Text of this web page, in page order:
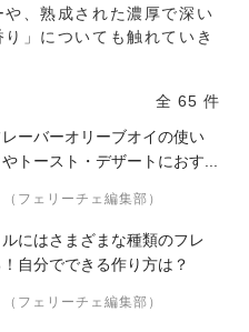
、熟成された濃厚で深い
」についても触れていき
全 65 件
ーバーオリーブオイの使い
トースト・デザートにおす...
フェリーチェ編集部）
にはさまざまな種類のフレ
自分でできる作り方は？
フェリーチェ編集部）